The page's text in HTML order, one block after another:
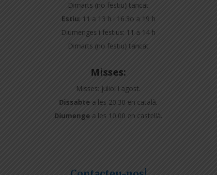
Dimarts (no festiu) tancat
Estiu: 11 a 13 h i 16.3o a 19 h
Diumenges i festius: 11 a 14 h
Dimarts (no festiu) tancat
Misses:
Misses: juliol i agost.
Dissabte a les 20:30 en català.
Diumenge a les 10:00 en castellà.